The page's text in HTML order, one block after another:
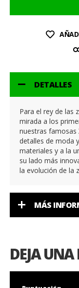
DETALLES
Para el rey de las
mirada a los
nuestras famosas
detalles de moda
materiales y a la
su lado más
la evolución de la
MÁS
DEJA UNA